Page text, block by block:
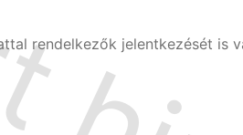
rendelkezők jelentkezését is